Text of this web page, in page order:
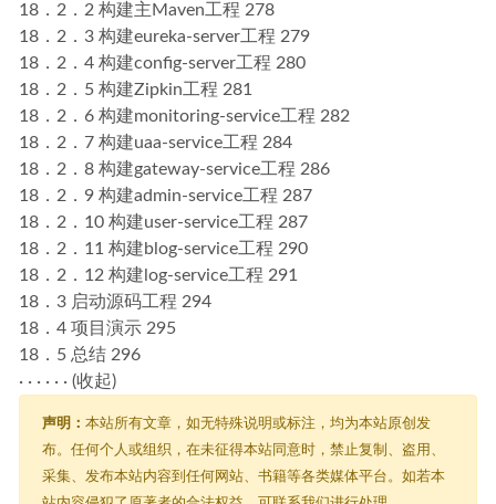
18．2．2 构建主Maven工程 278
18．2．3 构建eureka-server工程 279
18．2．4 构建config-server工程 280
18．2．5 构建Zipkin工程 281
18．2．6 构建monitoring-service工程 282
18．2．7 构建uaa-service工程 284
18．2．8 构建gateway-service工程 286
18．2．9 构建admin-service工程 287
18．2．10 构建user-service工程 287
18．2．11 构建blog-service工程 290
18．2．12 构建log-service工程 291
18．3 启动源码工程 294
18．4 项目演示 295
18．5 总结 296
· · · · · · (收起)
声明： 本站所有文章，如无特殊说明或标注，均为本站原创发
布。任何个人或组织，在未征得本站同意时，禁止复制、盗用、
采集、发布本站内容到任何网站、书籍等各类媒体平台。如若本